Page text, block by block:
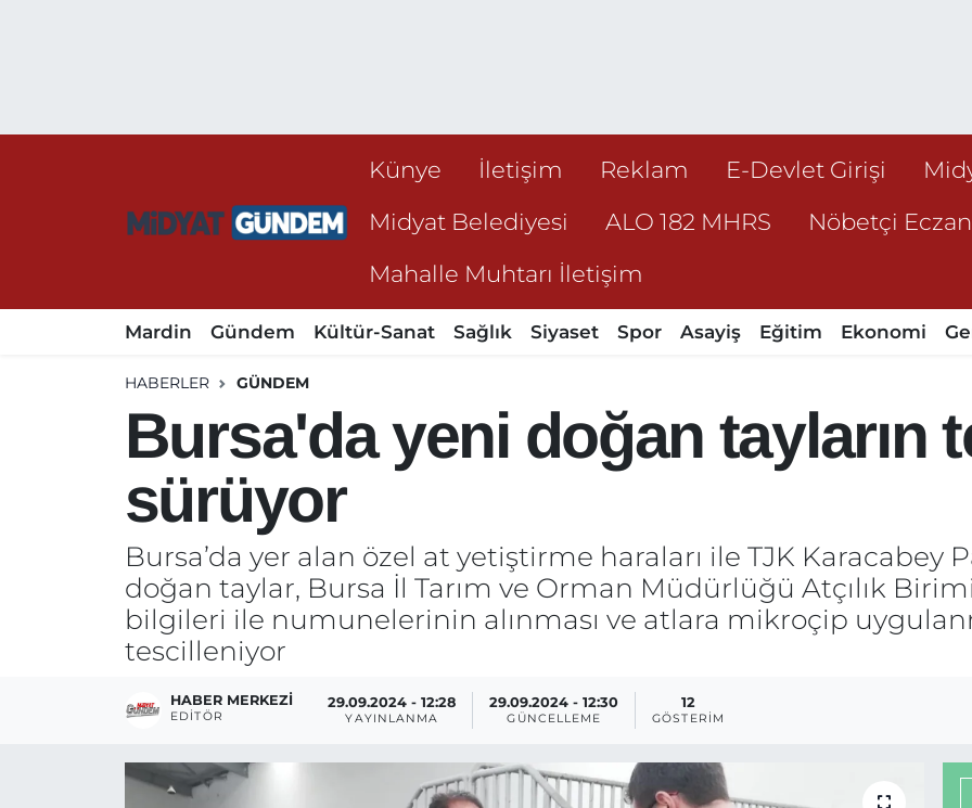
Künye İletişim Reklam E-Devlet Girişi
Midyat Belediyesi
ALO 182 MHRS Nöbetçi
Mahalle Muhtarı İletişim
Mardin Gündem Kültür-Sanat Sağlık Siyaset Spor Asayiş Eğitim Ekonomi
HABERLER GÜNDEM
Bursa'da yeni doğan tayların
sürüyor
Bursa’da yer alan özel at yetiştirme haraları ile TJK Karacabey
doğan taylar, Bursa İl Tarım ve Orman Müdürlüğü Atçılık
bilgileri ile numunelerinin alınması ve atlara mikroçip
tescilleniyor
HABER MERKEZI
EDITÖR
29.09.2024 - 12:28
YAYINLANMA
29.09.2024 - 12:30
GÜNCELLEME
12
GÖSTERIM